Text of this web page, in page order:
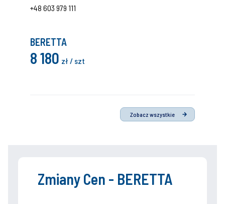
+48 603 979 111
BERETTA
8 180 zł / szt
Zobacz wszystkie
Zmiany Cen - BERETTA